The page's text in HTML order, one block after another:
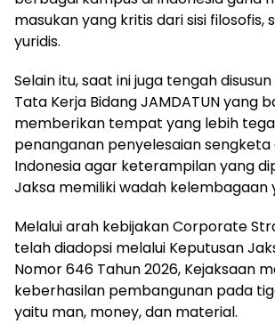
masukan yang kritis dari sisi filosofis,
yuridis.
Selain itu, saat ini juga tengah
Tata Kerja Bidang JAMDATUN yang
memberikan tempat yang lebih
penanganan penyelesaian
Indonesia agar keterampilan yang
Jaksa memiliki wadah kelembagaan
Melalui arah kebijakan Corporate
telah diadopsi melalui Keputusan
Nomor 646 Tahun 2026, Kejaksaan
keberhasilan pembangunan pada
yaitu man, money, dan material.